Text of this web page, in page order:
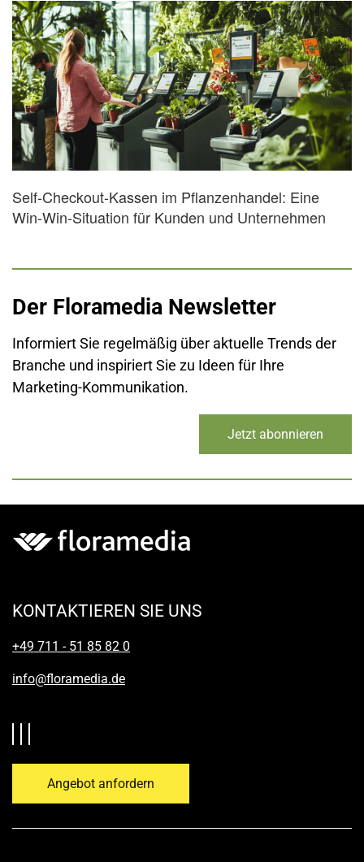
Self-Checkout-Kassen im Pflanzenhandel: Eine
Win-Win-Situation für Kunden und Unternehmen
Der Floramedia Newsletter
Informiert Sie regelmäßig über aktuelle Trends der
Branche und inspiriert Sie zu Ideen für Ihre
Marketing-Kommunikation.
Jetzt abonnieren
KONTAKTIEREN SIE UNS
+49 711 - 51 85 82 0
info@floramedia.de
Angebot anfordern